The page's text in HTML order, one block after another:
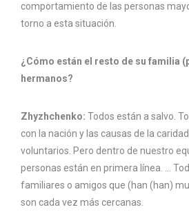
comportamiento de las personas
torno a esta situación.
¿Cómo están el resto de su familia
hermanos?
Zhyzhchenko: Todos están a salvo.
con la nación y las causas de la
voluntarios. Pero dentro de nuestro
personas están en primera línea. …
familiares o amigos que (han (han)
son cada vez más cercanas.